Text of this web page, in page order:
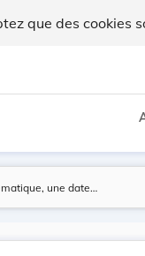
que des cookies